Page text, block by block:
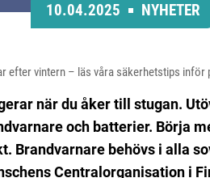
10.04.2025 NYHETER
efter vintern – läs våra säkerhetstips inför
när du åker till stugan.
och batterier. Börja
Brandvarnare behövs i alla
Centralorganisation i